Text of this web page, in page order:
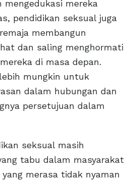
mengedukasi mereka
pendidikan seksual juga
membangun
dan saling menghormati
di masa depan.
mungkin untuk
dalam hubungan dan
persetujuan dalam
seksual masih
tabu dalam masyarakat
merasa tidak nyaman